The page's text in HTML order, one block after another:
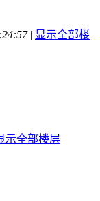
| 显示全部楼
示全部楼层